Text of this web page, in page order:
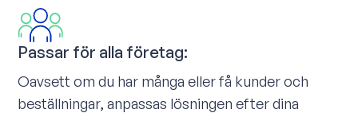
Passar för alla företag:
Oavsett om du har många eller få kunder och
beställningar, anpassas lösningen efter dina